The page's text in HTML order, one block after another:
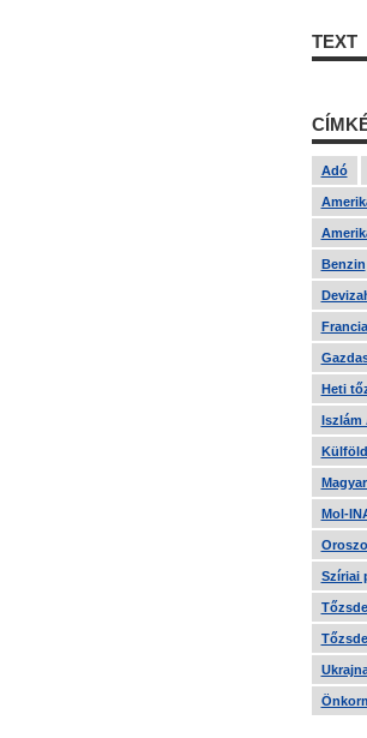
TEXT
Adó
Benzin
Heti
Iszlám
Mol-
Szíriai